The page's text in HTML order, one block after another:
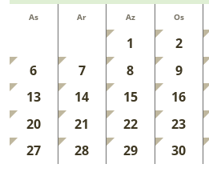
As Ar Az Os
1 2
6
7 8 9
13
14 15 16
20
21 22 23
27
28 29 30